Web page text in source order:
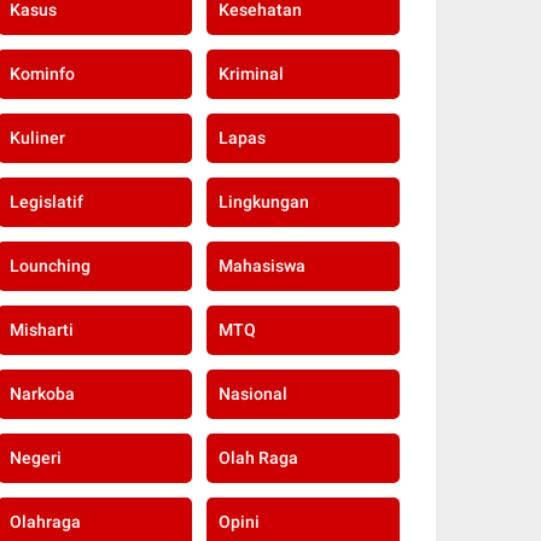
Kasus Kesehatan
Kominfo Kriminal
Kuliner Lapas
Legislatif Lingkungan
Lounching Mahasiswa
Misharti MTQ
Narkoba Nasional
Negeri Olah Raga
Olahraga Opini